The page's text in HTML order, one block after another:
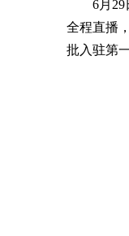
6月29
全程直播
批入驻第